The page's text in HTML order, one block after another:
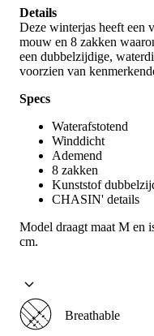
Details
Deze winterjas heeft een
mouw en 8 zakken
een dubbelzijdige,
voorzien van
Specs
Waterafstotend
Winddicht
Ademend
8 zakken
Kunststof
CHASIN' details
Model draagt maat M en
cm.
Breathable